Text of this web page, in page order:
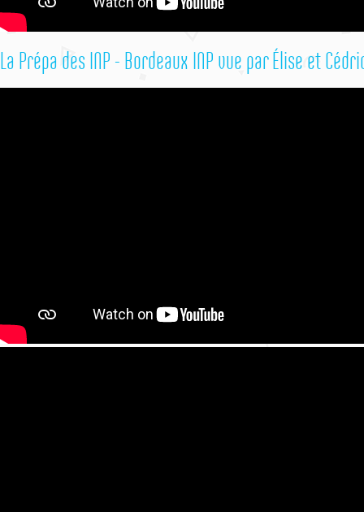
La Prépa des INP - Bordeaux INP vue par Élise et